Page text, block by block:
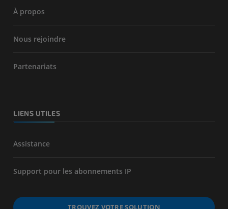
À propos
Nous rejoindre
Partenariats
LIENS UTILES
Assistance
Support pour les abonnements IP
TROUVEZ VOTRE SOLUTION